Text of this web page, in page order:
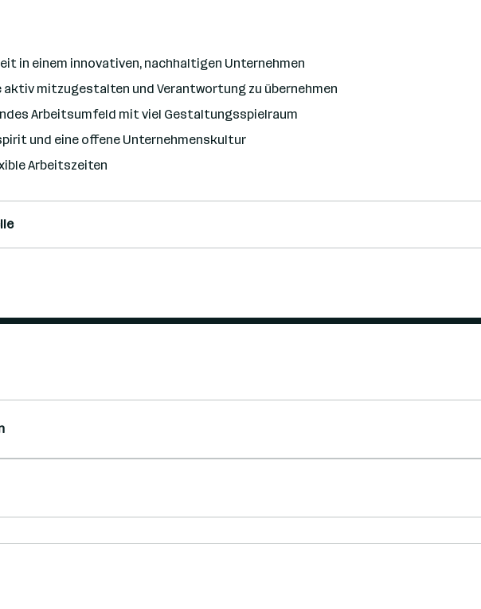
in einem innovativen, nachhaltigen Unternehmen
aktiv mitzugestalten und Verantwortung zu übernehmen
Arbeitsumfeld mit viel Gestaltungsspielraum
und eine offene Unternehmenskultur
Arbeitszeiten